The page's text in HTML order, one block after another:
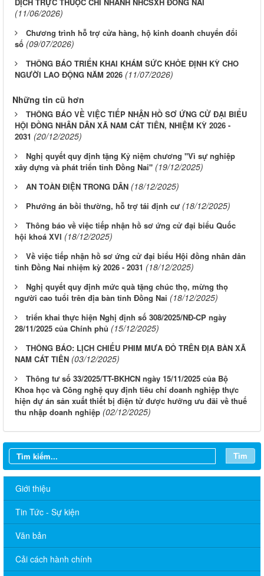
DỊCH TRỰC THUỘC CHI NHÁNH NHCSXH ĐỒNG NAI
(11/06/2026)
Chương trình hỗ trợ cửa hàng, hộ kinh doanh chuyển đổi
số (09/07/2026)
THÔNG BÁO TRIỂN KHAI KHÁM SỨC KHỎE ĐỊNH KỲ CHO
NGƯỜI LAO ĐỘNG NĂM 2026 (11/07/2026)
Những tin cũ hơn
THÔNG BÁO VỀ VIỆC TIẾP NHẬN HỒ SƠ ỨNG CỬ ĐẠI BIỂU
HỘI ĐỒNG NHÂN DÂN XÃ NAM CÁT TIÊN, NHIỆM KỲ 2026 -
2031 (20/12/2025)
Nghị quyết quy định tặng Kỷ niệm chương "Vì sự nghiệp
xây dựng và phát triển tỉnh Đồng Nai" (19/12/2025)
AN TOÀN ĐIỆN TRONG DÂN (18/12/2025)
Phướng án bồi thường, hỗ trợ tái định cư (18/12/2025)
Thông báo về việc tiếp nhận hồ sơ ứng cử đại biểu Quốc
hội khoá XVI (18/12/2025)
Về việc tiếp nhận hồ sơ ứng cử đại biểu Hội đồng nhân dân
tỉnh Đồng Nai nhiệm kỳ 2026 - 2031 (18/12/2025)
Nghị quyết quy định mức quà tặng chúc thọ, mừng thọ
người cao tuổi trên địa bàn tỉnh Đồng Nai (18/12/2025)
triển khai thực hiện Nghị định số 308/2025/NĐ-CP ngày
28/11/2025 của Chính phủ (15/12/2025)
THÔNG BÁO: LỊCH CHIẾU PHIM MƯA ĐỎ TRÊN ĐỊA BÀN XÃ
NAM CÁT TIÊN (03/12/2025)
Thông tư số 33/2025/TT-BKHCN ngày 15/11/2025 của Bộ
Khoa học và Công nghệ quy định tiêu chí doanh nghiệp thực
hiện dự án sản xuất thiết bị điện tử được hưởng ưu đãi về thuế
thu nhập doanh nghiệp (02/12/2025)
Tìm
Giới thiệu
Tin Tức - Sự kiện
Văn bản
Cải cách hành chính